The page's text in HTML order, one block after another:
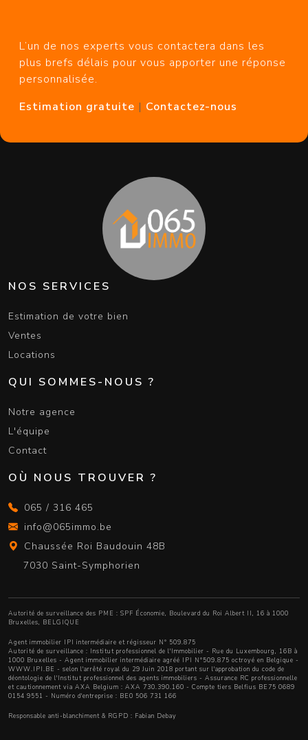
L’un de nos experts vous contactera dans les
plus brefs délais pour vous apporter une réponse
personnalisée.
Estimation gratuite | Contactez-nous
NOS SERVICES
Estimation de votre bien
Ventes
Locations
QUI SOMMES-NOUS ?
Notre agence
L'équipe
Contact
OÙ NOUS TROUVER ?
065 / 316 465
info@065immo.be
Chaussée Roi Baudouin 48B
7030 Saint-Symphorien
Autorité de surveillance des PME : SPF Économie, Boulevard du Roi Albert II, 16 à 1000
Bruxelles, BELGIQUE
Agent immobilier IPI intermédiaire et régisseur N° 509.875
Autorité de surveillance : Institut professionnel de l'Immobilier - Rue du Luxembourg, 16B à
1000 Bruxelles - Agent immobilier intermédiaire agréé IPI N°509.875 octroyé en Belgique -
WWW.IPI.BE - selon l'arrêté royal du 29 Juin 2018 portant sur l'approbation du code de
déontologie de l'Institut professionnel des agents immobiliers - Assurance RC professionnelle
et cautionnement via AXA Belgium : AXA 730.390.160 - Compte tiers Belfius BE75 0689
0154 9551 - Numéro d'entreprise : BE0 506 731 166
Responsable anti-blanchiment & RGPD : Fabian Debay